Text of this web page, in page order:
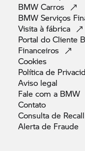
BMWCarros
BMW Serviços
Visita àfábrica
Portal do Cliente
Financeiros
Cookies
Política de
Aviso legal
Fale com a BMW
Contato
Consulta de Recall
Alerta de Fraude